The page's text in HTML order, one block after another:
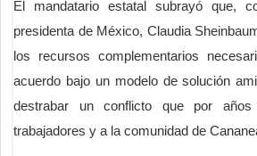
El mandatario estatal subrayó que,
presidenta de México, Claudia
los recursos complementarios
acuerdo bajo un modelo de solución
destrabar un conflicto que por
trabajadores y a la comunidad de